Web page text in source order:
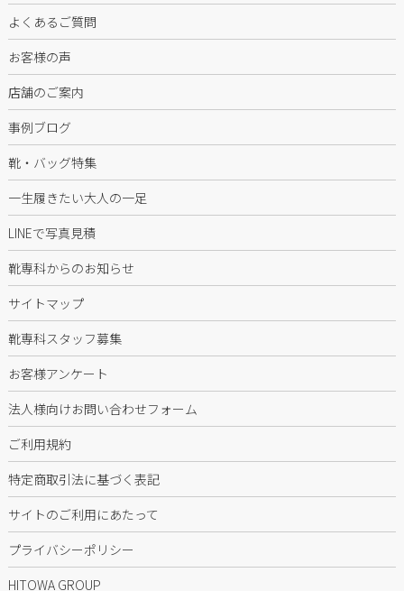
よくあるご質問
お客様の声
店舗のご案内
事例ブログ
靴・バッグ特集
一生履きたい大人の一足
LINEで写真見積
靴専科からのお知らせ
サイトマップ
靴専科スタッフ募集
お客様アンケート
法人様向けお問い合わせフォーム
ご利用規約
特定商取引法に基づく表記
サイトのご利用にあたって
プライバシーポリシー
HITOWA GROUP